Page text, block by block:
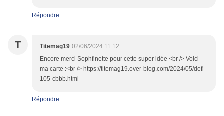
Répondre
T Titemag19 02/06/2024 11:12
Encore merci Sophfinette pour cette super idée <br /> Voici
ma carte :<br /> https://titemag19.over-blog.com/2024/05/defi-
105-cbbb.html
Répondre